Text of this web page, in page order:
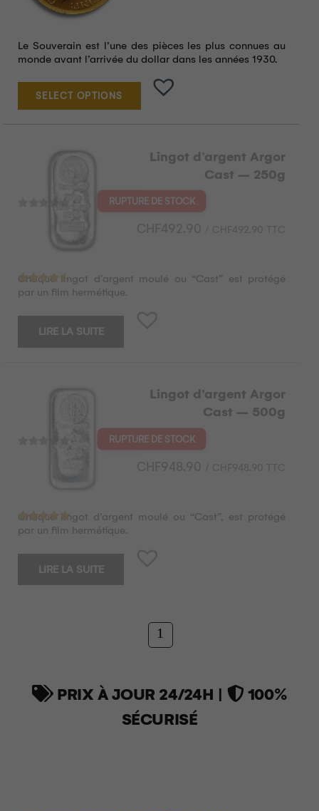
Le Souverain est l’une des pièces les plus connues au
monde avant l’arrivée du dollar dans les années 1930.
SELECT OPTIONS
Lingot d’argent Argor
Cast – 250g
Note4.38 sur 5
Chaque lingot d’argent moulé ou “Cast” est protégé
par un film hermétique.
LIRE LA SUITE
Lingot d’argent Argor
Cast – 500g
Note5.00 sur 5
Chaque lingot d’argent moulé ou “Cast”, est protégé
par un film hermétique.
LIRE LA SUITE
1
PRIX À JOUR 24/24H |
100%
SÉCURISÉ